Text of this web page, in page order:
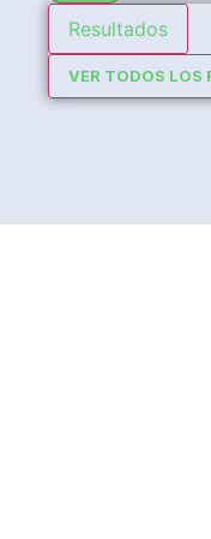
Resultados
VER TODOS LOS